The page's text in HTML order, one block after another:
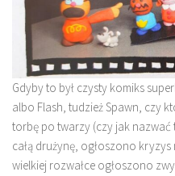
Gdyby to był czysty komiks
albo Flash, tudzież Spawn, czy
torbę po twarzy (czy jak nazwać
całą drużynę, ogłoszono
wielkiej rozwałce ogłoszono